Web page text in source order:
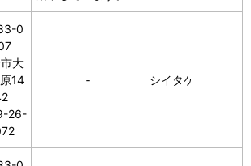
0
大
14
26-
‐ シイタケ